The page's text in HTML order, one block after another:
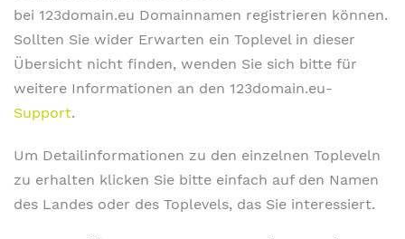
bei 123domain.eu Domainnamen registrieren können.
Sollten Sie wider Erwarten ein Toplevel in dieser
Übersicht nicht finden, wenden Sie sich bitte für
weitere Informationen an den 123domain.eu-
Support.
Um Detailinformationen zu den einzelnen Topleveln
zu erhalten klicken Sie bitte einfach auf den Namen
des Landes oder des Toplevels, das Sie interessiert.